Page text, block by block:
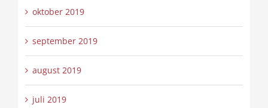
oktober 2019
september 2019
august 2019
juli 2019